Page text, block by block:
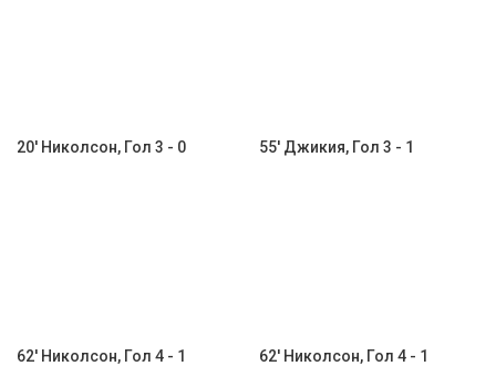
20' Николсон, Гол 3 - 0 55' Джикия, Гол 3 - 1
62' Николсон, Гол 4 - 1 62' Николсон, Гол 4 - 1